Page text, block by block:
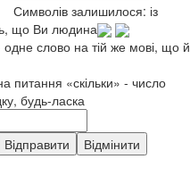
Символів залишилося: із
що Ви людина
одне слово на тій же мові, що й
питання «скільки» - число
будь-ласка